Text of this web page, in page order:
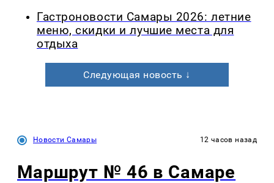
Гастроновости Самары 2026: летние
меню, скидки и лучшие места для
отдыха
Следующая новость ↓
Новости Самары 12 часов назад
Маршрут № 46 в Самаре